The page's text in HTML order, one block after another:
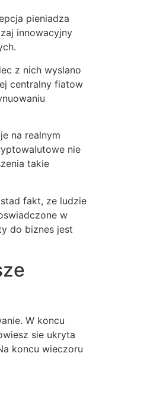
pieniadza
innowacyjny
z nich wyslano
centralny fiatow
na realnym
nie
takie
fakt, ze ludzie
w
do biznes jest
W koncu
sie ukryta
koncu wieczoru